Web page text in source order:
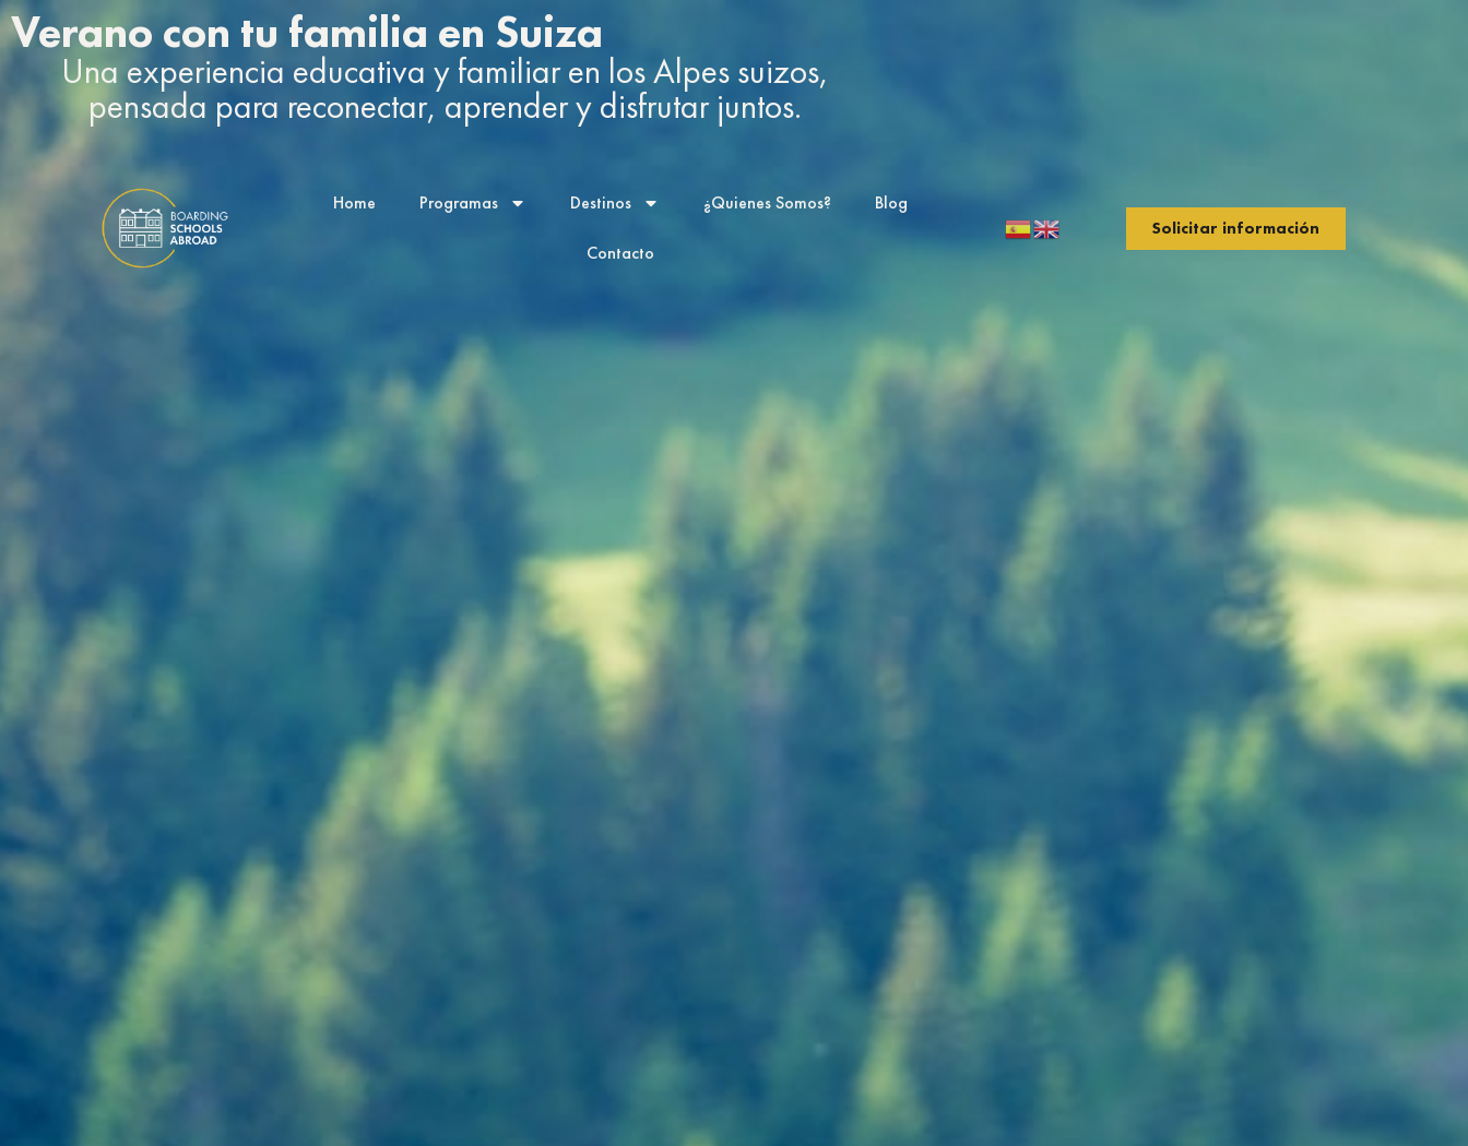
Home Programas Destinos ¿Quienes Somos? Blog
Contacto
Solicitar información
Verano con tu familia en Suiza
Una experiencia educativa y familiar en los Alpes suizos,
pensada para reconectar, aprender y disfrutar juntos.